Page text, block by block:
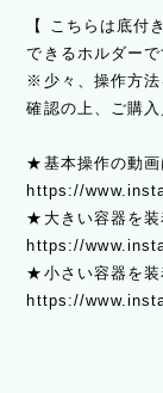
【 こちらは底付
できるホルダーで
※少々、操作方法
確認の上、ご購
★基本操作の動画
https://
★大きい容器を装
https://
★小さい容器を装
https://